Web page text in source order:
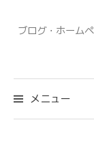
キ
ブログ・ホーム
メニュー